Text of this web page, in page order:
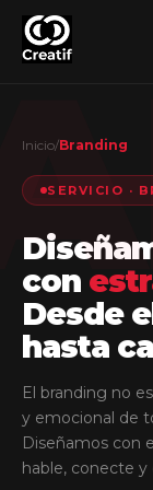
Inicio/Branding
SERVICIO ·
con
Desde
hasta
El branding no
y emocional de
Diseñamos con
hable, conecte y